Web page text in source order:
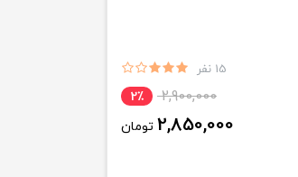
15 نفر
2,900,000 2٪
2,850,000 تومان